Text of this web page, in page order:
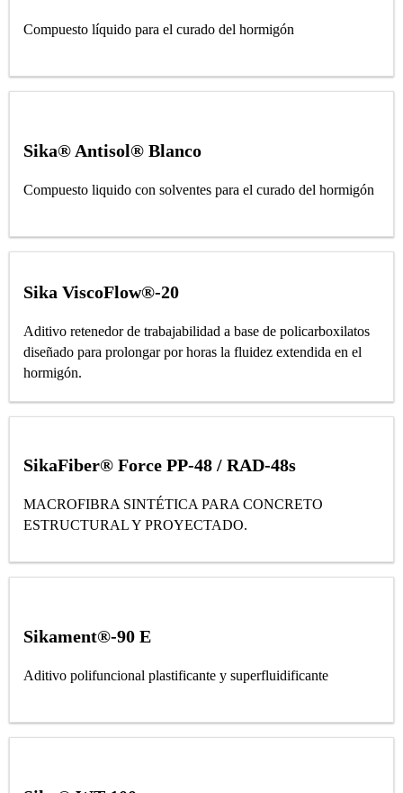
Compuesto líquido para el curado del hormigón
Sika® Antisol® Blanco
Compuesto liquido con solventes para el curado del hormigón
Sika ViscoFlow®-20
Aditivo retenedor de trabajabilidad a base de policarboxilatos
diseñado para prolongar por horas la fluidez extendida en el
hormigón.
SikaFiber® Force PP-48 / RAD-48s
MACROFIBRA SINTÉTICA PARA CONCRETO
ESTRUCTURAL Y PROYECTADO.
Sikament®-90 E
Aditivo polifuncional plastificante y superfluidificante